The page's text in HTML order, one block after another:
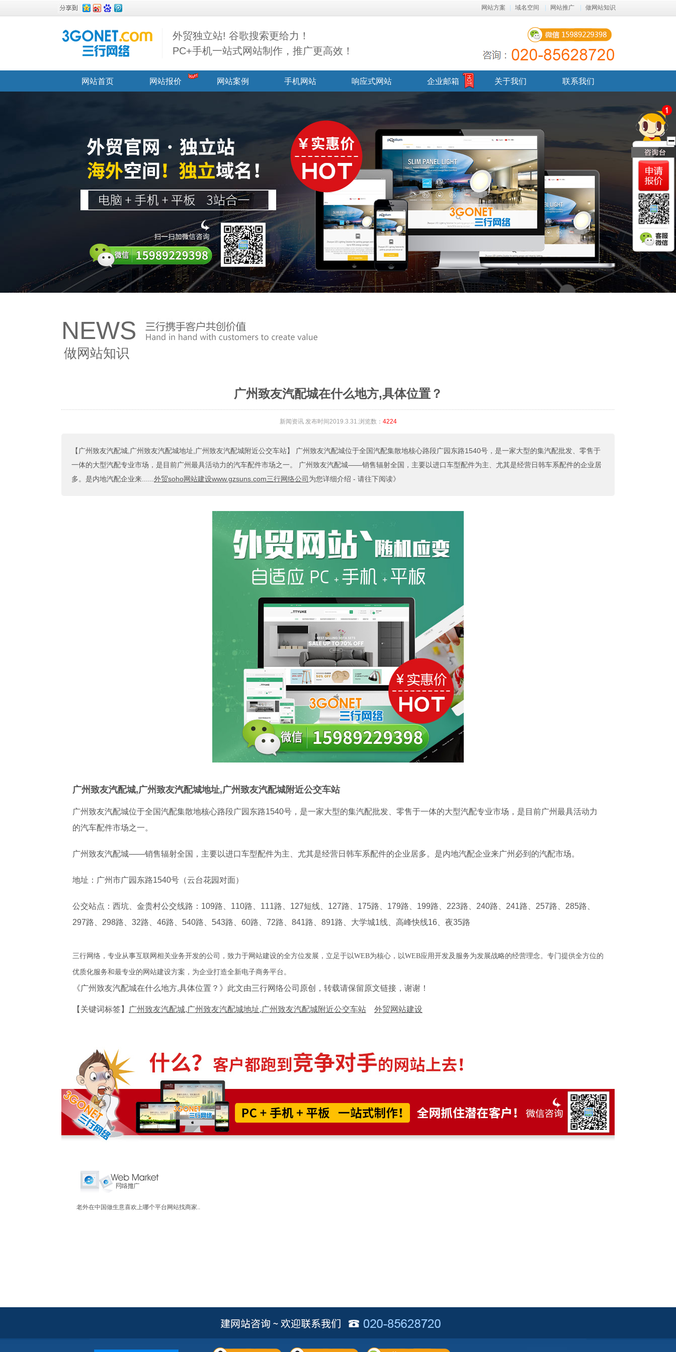
做网站知识
网站推广
域名空间
网站方案
外贸独立站! 谷歌搜索更给力！
PC+手机一站式网站制作，推广更高效！
网站首页 网站报价 网站案例 手机网站 响应式网站 企业邮箱 关于我们 联系我们
NEWS
做网站知识
广州致友汽配城在什么地方,具体位置？
新闻资讯发布时间2019.3.31.浏览数： 4224
【广州致友汽配城,广州致友汽配城地址,广州致友汽配城附近公交车站】
广州致友汽配城位于全国汽配集散地核心路段广园东路1540号，是一家大型的集汽配批发、零售于
一体的大型汽配专业市场，是目前广州最具活动力的汽车配件市场之一。 广州致友汽配城——销售辐射全国，主要以进口车型配件为主、尤其是经营日韩车系配件的企业居
多。是内地汽配企业来...... 外贸soho网站建设www.gzsuns.com三行网络公司 为您详细介绍 - 请往下阅读》
广州致友汽配城,广州致友汽配城地址,广州致友汽配城附近公交车站
广州致友汽配城位于全国汽配集散地核心路段广园东路1540号，是一家大型的集汽配批发、零售于一体的大型汽配专业市场，是目前广州最具活动力
的汽车配件市场之一。
广州致友汽配城——销售辐射全国，主要以进口车型配件为主、尤其是经营日韩车系配件的企业居多。是内地汽配企业来广州必到的汽配市场。
地址：广州市广园东路1540号（云台花园对面）
公交站点：西坑、金贵村公交线路：109路、110路、111路、127短线、127路、175路、179路、199路、223路、240路、241路、257路、285路、
297路、298路、32路、46路、540路、543路、60路、72路、841路、891路、大学城1线、高峰快线16、夜35路
三行网络，专业从事互联网相关业务开发的公司，致力于网站建设的全方位发展，立足于以WEB为核心，以WEB应用开发及服务为发展战略的经营理念。专门提供全方位的
优质化服务和最专业的网站建设方案，为企业打造全新电子商务平台。
《广州致友汽配城在什么地方,具体位置？》此文由三行网络公司原创，转载请保留原文链接，谢谢！
【关键词标签】 广州致友汽配城,广州致友汽配城地址,广州致友汽配城附近公交车站 外贸网站建设
老外在中国做生意喜欢上哪个平台网站找商家..